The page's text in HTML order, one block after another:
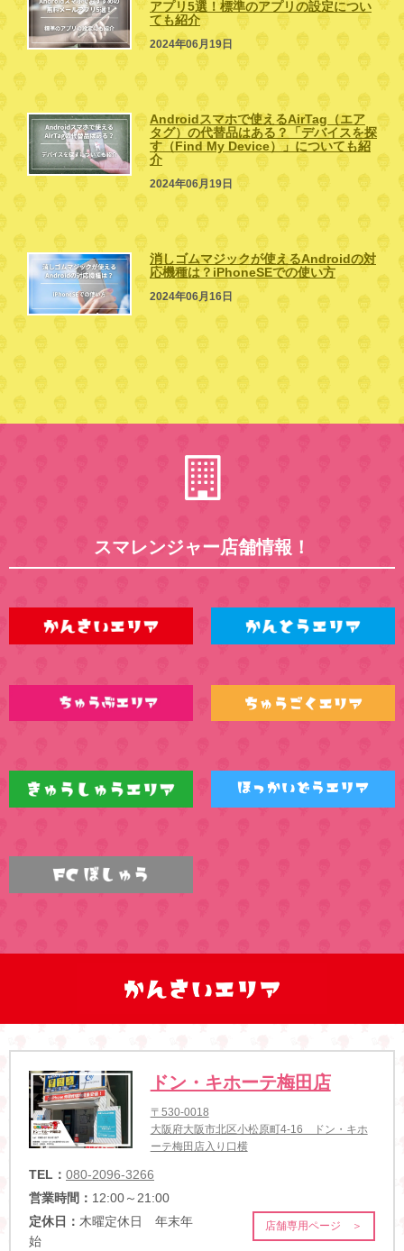
アプリ5選！標準のアプリの設定につい
ても紹介
2024年06月19日
Androidスマホで使えるAirTag（エア
タグ）の代替品はある？「デバイスを探
す（Find My Device）」についても紹
介
2024年06月19日
消しゴムマジックが使えるAndroidの対
応機種は？iPhoneSEでの使い方
2024年06月16日
スマレンジャー店舗情報！
ドン・キホーテ梅田店
〒530-0018
大阪府大阪市北区小松原町4-16 ドン・キホ
ーテ梅田店入り口横
TEL： 080-2096-3266
営業時間： 12:00～21:00
定休日： 木曜定休日 年末年
始
店舗専用ページ ＞